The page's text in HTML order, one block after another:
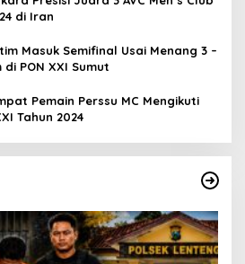
di Iran
Masuk Semifinal Usai Menang 3 –
PON XXI Sumut
Pemain Perssu MC Mengikuti
Tahun 2024